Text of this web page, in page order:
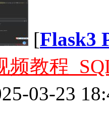
[Flask3
频教程
03-23